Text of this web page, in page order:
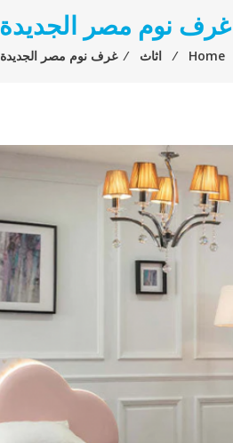
غرف نوم مصر الجديدة
Home
⁄ اثاث ⁄ غرف نوم مصر الجديدة